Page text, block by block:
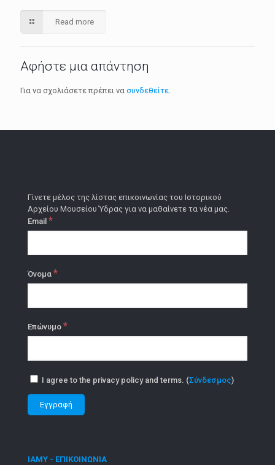
Read more
Αφήστε μια απάντηση
Για να σχολιάσετε πρέπει να συνδεθείτε.
Γίνετε μέλος της λίστας επικοινωνίας του Ιστορικού
Αρχείου Μουσείου Ύδρας για να μαθαίνετε τα νέα μας.
Email *
Όνομα *
Επώνυμο *
I agree to the privacy policy and terms. (Σύνδεσμος)
ΙΑΜΥ - ΕΠΙΚΟΙΝΩΝΙΑ